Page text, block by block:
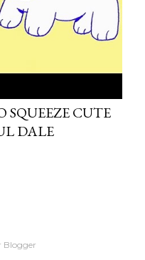
SQUEEZE CUTE
DALE
Blogger